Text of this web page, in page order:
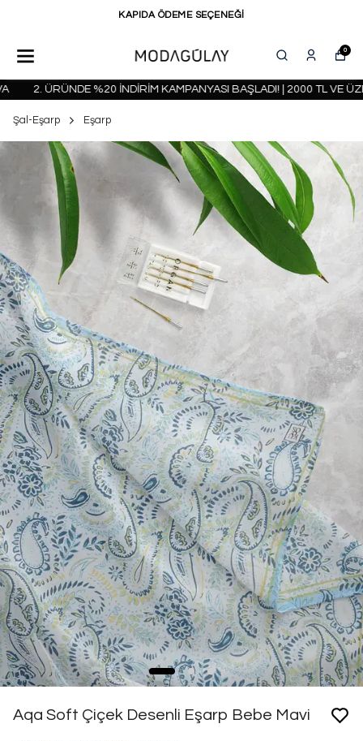
KAPIDA ÖDEME SEÇENEĞİ
0
2. ÜRÜNDE %20 İNDİRİM KAMPANYASI BAŞLADI! | 2000 TL VE
Şal-Eşarp Eşarp
Aqa Soft Çiçek Desenli Eşarp Bebe Mavi